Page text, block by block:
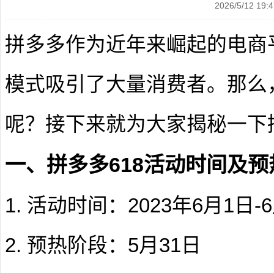
2026/5/12
拼多多作为近年来崛起的电
模式吸引了大量消费者。那
呢？接下来就为大家揭秘一
一、拼多多618活动时间及
1. 活动时间：2023年6月1日-
2. 预热阶段：5月31日